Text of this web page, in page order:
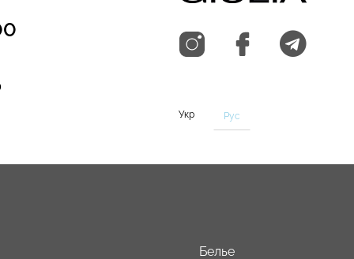
Укр Рус
Белье